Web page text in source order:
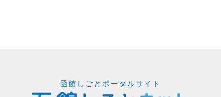
函館しごとポータルサイト